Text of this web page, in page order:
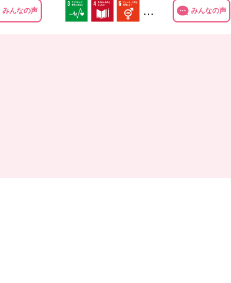
みんなの声 … みんなの声